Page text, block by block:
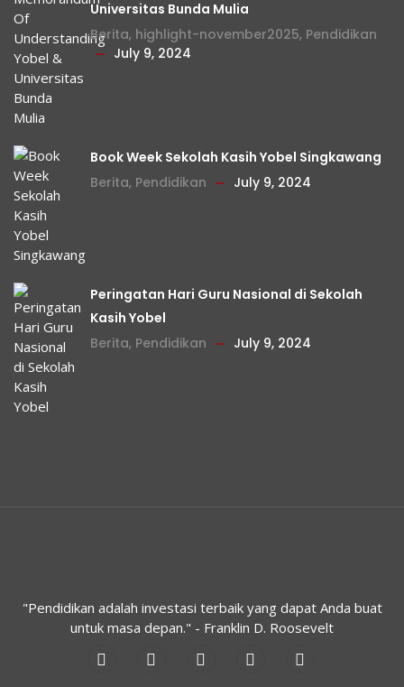
Universitas Bunda Mulia
Berita, highlight-november2025, Pendidikan
July 9, 2024
Book Week Sekolah Kasih Yobel Singkawang
Berita, Pendidikan July 9, 2024
Peringatan Hari Guru Nasional di Sekolah
Kasih Yobel
Berita, Pendidikan July 9, 2024
"Pendidikan adalah investasi terbaik yang dapat Anda buat
untuk masa depan." - Franklin D. Roosevelt